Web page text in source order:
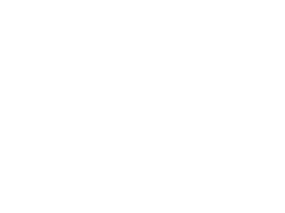
990 und Direct Disc 600, für den Transport sind verschiedene Fendt Traktoren im